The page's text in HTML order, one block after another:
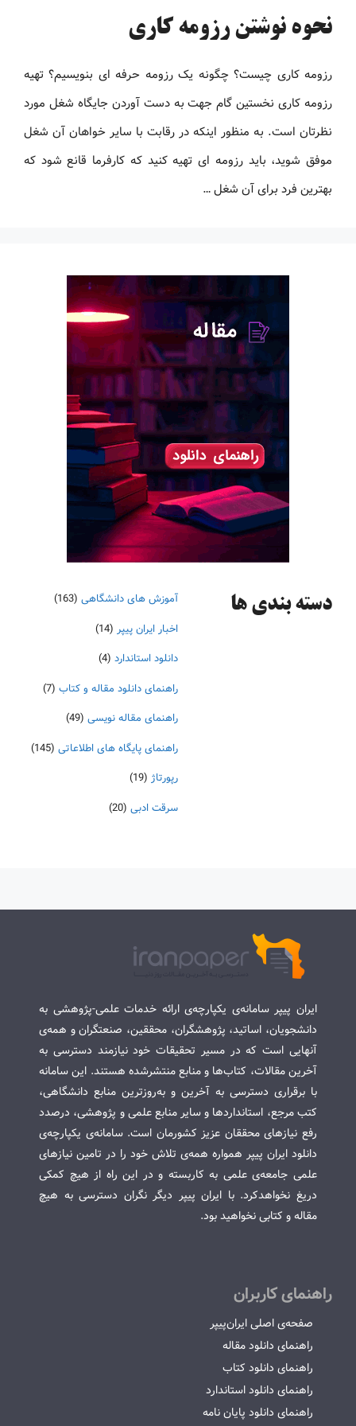
نحوه نوشتن رزومه کاری
رزومه کاری چیست؟ چگونه یک رزومه حرفه ای بنویسیم؟ تهیه
رزومه کاری نخستین گام جهت به دست آوردن جایگاه شغل مورد
نظرتان است. به منظور اینکه در رقابت با سایر خواهان آن شغل
موفق شوید، باید رزومه ‌ای تهیه کنید که کارفرما قانع شود که
بهترین فرد برای آن شغل …
دسته‌ بندی ها آموزش های دانشگاهی (163)
اخبار ایران پیپر (14)
دانلود استاندارد (4)
راهنمای دانلود مقاله و کتاب (7)
راهنمای مقاله نویسی (49)
راهنمای پایگاه های اطلاعاتی (145)
رپورتاژ (19)
سرقت ادبی (20)
ایران پیپر سامانه‌ی یکپارچه‌ی ارائه خدمات علمی-پژوهشی به
دانشجویان، اساتید، پژوهشگران، محققین، صنعتگران و همه‌ی
آنهایی است که در مسیر تحقیقات خود نیازمند دسترسی به
آخرین مقالات، کتاب‌ها و منابع منتشرشده هستند. این سامانه
با برقراری دسترسی به آخرین و به‌روزترین منابع دانشگاهی،
کتب مرجع، استانداردها و سایر منابع علمی و پژوهشی، درصدد
رفع نیازهای محققان عزیز کشورمان است. سامانه‌ی یکپارچه‌ی
دانلود ایران پیپر همواره همه‌ی تلاش خود را در تامین نیازهای
علمی جامعه‌ی علمی به کاربسته و در این راه از هیچ کمکی
دریغ نخواهدکرد. با ایران پیپر دیگر نگران دسترسی به هیچ
مقاله و کتابی نخواهید بود.
راهنمای کاربران
صفحه‌ی اصلی ایران‌پیپر
راهنمای دانلود مقاله
راهنمای دانلود کتاب
راهنمای دانلود استاندارد
راهنمای دانلود پایان نامه